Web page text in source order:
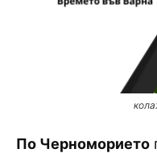
По Черноморието